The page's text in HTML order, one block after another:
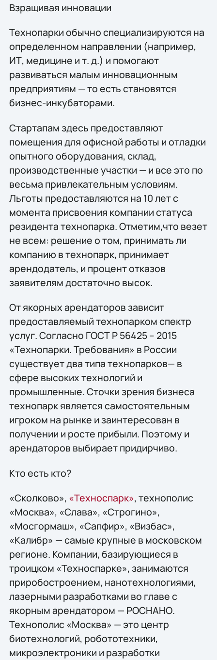
Взращивая инновации
Технопарки обычно специализируются на
определенном направлении (например,
ИТ, медицине и т. д.) и помогают
развиваться малым инновационным
предприятиям — то есть становятся
бизнес-инкубаторами.
Стартапам здесь предоставляют
помещения для офисной работы и отладки
опытного оборудования, склад,
производственные участки — и все это по
весьма привлекательным условиям.
Льготы предоставляются на 10 лет с
момента присвоения компании статуса
резидента технопарка. Отметим,что везет
не всем: решение о том, принимать ли
компанию в технопарк, принимает
арендодатель, и процент отказов
заявителям достаточно высок.
От якорных арендаторов зависит
предоставляемый технопарком спектр
услуг. Согласно ГОСТ Р 56425 – 2015
«Технопарки. Требования» в России
существует два типа технопарков— в
сфере высоких технологий и
промышленные. Сточки зрения бизнеса
технопарк является самостоятельным
игроком на рынке и заинтересован в
получении и росте прибыли. Поэтому и
арендаторов выбирает придирчиво.
Кто есть кто?
«Сколково», «Техноспарк», технополис
«Москва», «Слава», «Строгино»,
«Мосгормаш», «Сапфир», «Визбас»,
«Калибр» — самые крупные в московском
регионе. Компании, базирующиеся в
троицком «Техноспарке», занимаются
приробостроением, нанотехнологиями,
лазерными разработками во главе с
якорным арендатором — РОСНАНО.
Технополис «Москва» — это центр
биотехнологий, робототехники,
микроэлектроники и разработки